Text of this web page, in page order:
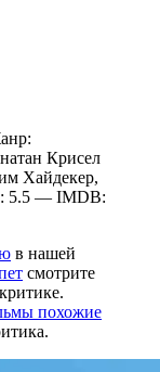
Крисел
Хайдекер,
5.5 — IMDB:
в нашей
смотрите
похожие